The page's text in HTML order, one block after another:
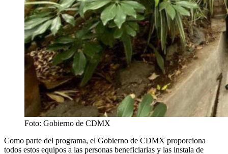
Foto: Gobierno de CDMX
Como parte del programa, el Gobierno de CDMX proporciona
todos estos equipos a las personas beneficiarias y las instala de